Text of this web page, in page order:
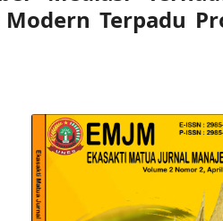
Terpadu